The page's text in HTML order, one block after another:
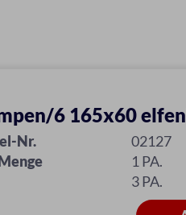
6 165x60
Nr.
02127
1 PA.
3 PA.